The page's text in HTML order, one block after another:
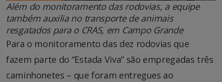
Além do monitoramento das rodovias, a equipe
também auxilia no transporte de animais
resgatados para o CRAS, em Campo Grande
Para o monitoramento das dez rodovias que
fazem parte do “Estada Viva” são empregadas três
caminhonetes – que foram entregues ao